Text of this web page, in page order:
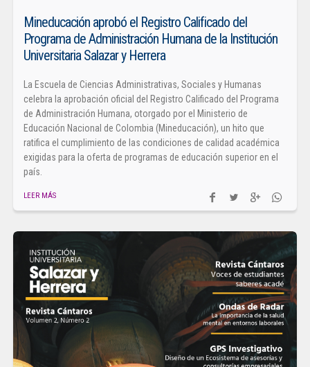
Mineducación aprobó el Registro Calificado del
Programa de Administración Humana de la Institución
Universitaria Salazar y Herrera
La Escuela de Ciencias Administrativas, Sociales y Humanas
celebra la aprobación oficial del Registro Calificado del Programa
de Administración Humana, otorgado por el Ministerio de
Educación Nacional de Colombia (Mineducación), un hito que
ratifica el cumplimiento de las condiciones de calidad académica
exigidas para la oferta de programas de educación superior en el
país.
LEER MÁS